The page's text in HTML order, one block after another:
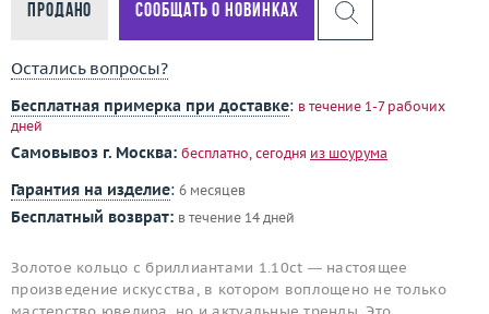
Продано Сообщать о новинках
Остались вопросы?
Бесплатная примерка при доставке: в течение 1-7 рабочих
дней
Самовывоз г. Москва: бесплатно, сегодня из шоурума
Гарантия на изделие: 6 месяцев
Бесплатный возврат: в течение 14 дней
Золотое кольцо с бриллиантами 1.10ct — настоящее
произведение искусства, в котором воплощено не только